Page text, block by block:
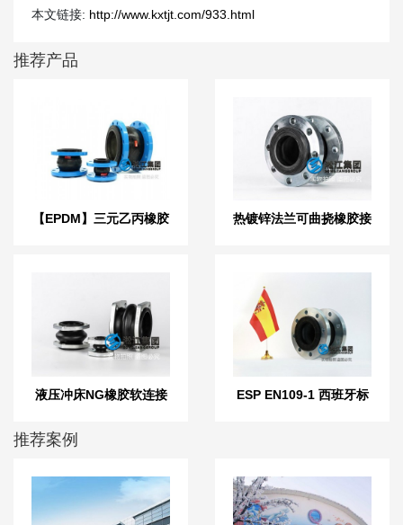
本文链接: http://www.kxtjt.com/933.html
推荐产品
【EPDM】三元乙丙橡胶
热镀锌法兰可曲挠橡胶接
液压冲床NG橡胶软连接
ESP EN109-1 西班牙标
推荐案例